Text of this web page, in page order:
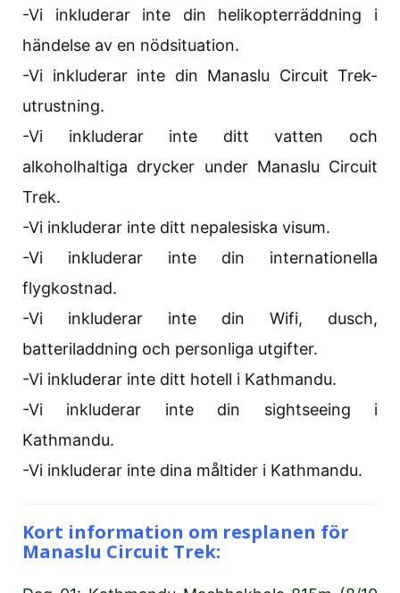
-Vi inkluderar inte din helikopterräddning i
händelse av en nödsituation.
-Vi inkluderar inte din Manaslu Circuit Trek-
utrustning.
-Vi inkluderar inte ditt vatten och
alkoholhaltiga drycker under Manaslu Circuit
Trek.
-Vi inkluderar inte ditt nepalesiska visum.
-Vi inkluderar inte din internationella
flygkostnad.
-Vi inkluderar inte din Wifi, dusch,
batteriladdning och personliga utgifter.
-Vi inkluderar inte ditt hotell i Kathmandu.
-Vi inkluderar inte din sightseeing i
Kathmandu.
-Vi inkluderar inte dina måltider i Kathmandu.
Kort information om resplanen för
Manaslu Circuit Trek: